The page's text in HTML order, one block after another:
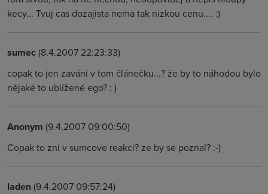
kecy... Tvuj cas dozajista nema tak nizkou cenu.... :)
sumec(8.4.2007 22:23:33)
copak to jen zavání v tom článečku...? že by to náhodou bylo
nějaké to ublížené ego? : )
Anonym (9.4.2007 09:00:50)
Copak to zni v sumcove reakci? ze by se poznal? :-)
laden(9.4.2007 09:57:24)